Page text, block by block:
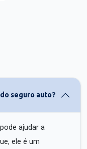
seguro auto?
ajudar a
ele é um